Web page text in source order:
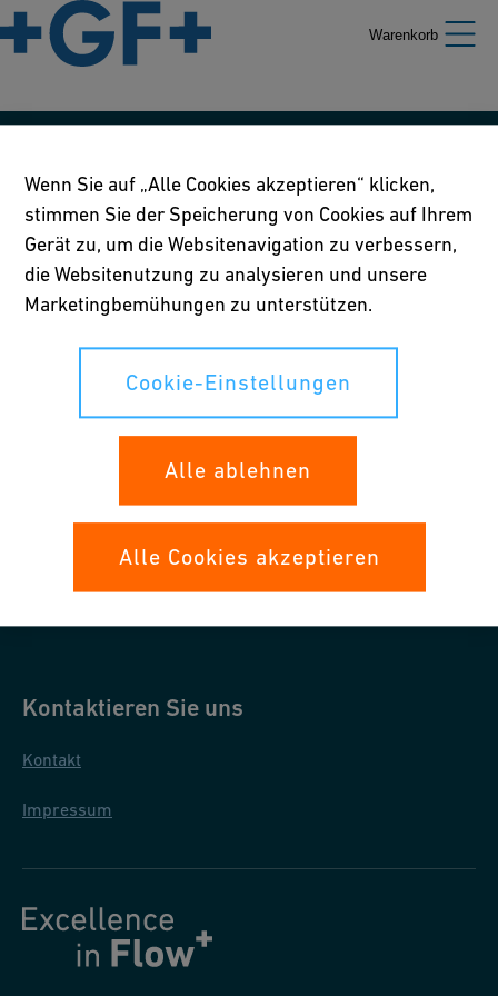
Warenkorb
Nutzungsbedingungen
Richtlinie betreffend Online-Datenschutz und Cookies
Cookie-Einstellungen
Ihre Rechte
Allgemeine Einkaufsbedingungen
Kontaktieren Sie uns
Kontakt
Impressum
Wenn Sie auf „Alle Cookies akzeptieren“ klicken,
stimmen Sie der Speicherung von Cookies auf Ihrem
Gerät zu, um die Websitenavigation zu verbessern,
die Websitenutzung zu analysieren und unsere
Marketingbemühungen zu unterstützen.
Cookie-Einstellungen
Alle ablehnen
Alle Cookies akzeptieren